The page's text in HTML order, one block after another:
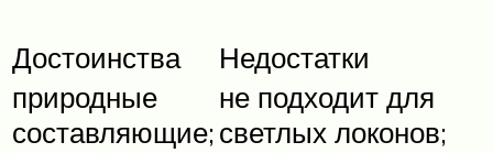
Достоинства
Недостатки
природные
составляющие;
не подходит для
светлых локонов;